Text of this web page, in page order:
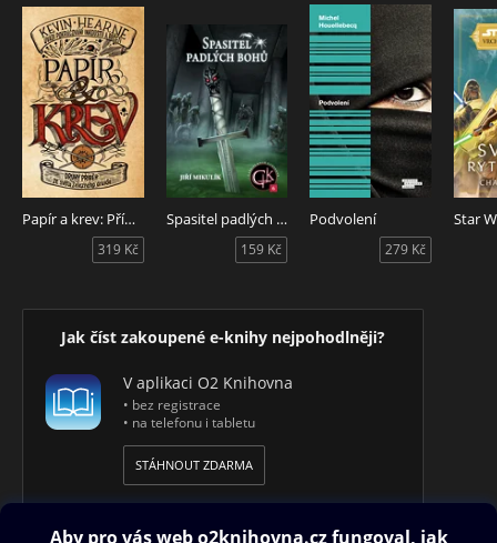
Papír a krev: Příběh ze světa Železného
319 Kč
Spasitel padlých bohů
159 Kč
Podvolení
279 Kč
Jak číst zakoupené e-knihy nejpohodlněji?
V aplikaci O2 Knihovna
• bez registrace
• na telefonu i tabletu
STÁHNOUT ZDARMA